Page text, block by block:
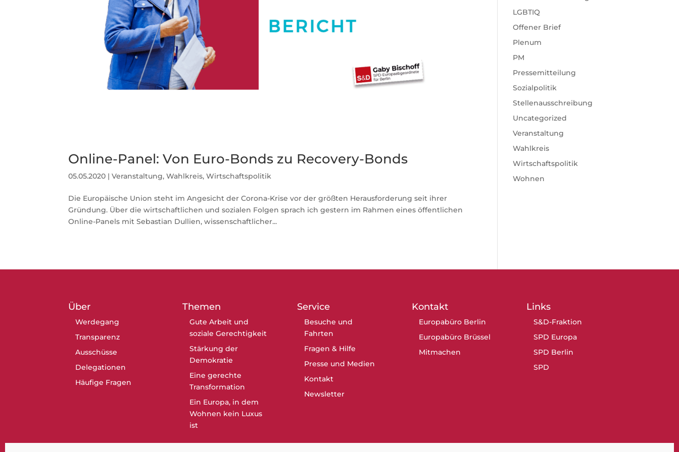
Online-Panel: Von Euro-Bonds zu Recovery-Bonds
05.05.2020| Veranstaltung, Wahlkreis, Wirtschaftspolitik
Die Europäische Union steht im Angesicht der Corona-Krise vor der größten Herausforderung seit ihrer
Gründung. Über die wirtschaftlichen und sozialen Folgen sprach ich gestern im Rahmen eines öffentlichen
Online-Panels mit Sebastian Dullien, wissenschaftlicher...
LGBTIQ
Offener Brief
Plenum
PM
Pressemitteilung
Sozialpolitik
Stellenausschreibung
Uncategorized
Veranstaltung
Wahlkreis
Wirtschaftspolitik
Wohnen
Über
Werdegang
Transparenz
Ausschüsse
Delegationen
Häufige Fragen
Themen
Gute Arbeit und
soziale Gerechtigkeit
Stärkung der
Demokratie
Eine gerechte
Transformation
Ein Europa, in dem
Wohnen kein Luxus
ist
Service
Besuche und
Fahrten
Fragen & Hilfe
Presse und Medien
Kontakt
Newsletter
Kontakt
Europabüro Berlin
Europabüro Brüssel
Mitmachen
Links
S&D-Fraktion
SPD Europa
SPD Berlin
SPD